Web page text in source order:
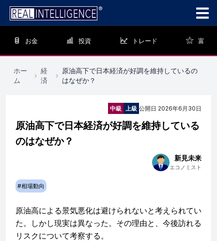
お金 投資 トレード 富
ホー
ム
›
経
済
›
原油高下で日本経済が好調を維持しているの
はなぜか？
中級 上級 公開日 2026年6月30日
原油高下で日本経済が好調を維持している
のはなぜか？
新見未来
エコノミスト
#相場動向
原油高による景気悪化は避けられないと考えられてい
た。しかし現実は異なった。その理由と、今後訪れる
リスクについて考察する。